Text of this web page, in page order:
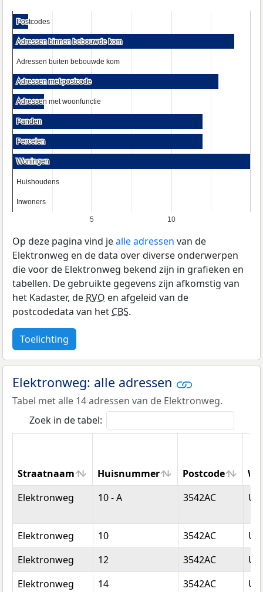
5 10
Postcodes
Postcodes
Adressen binnen bebouwde kom
Adressen binnen bebouwde kom
Adressen buiten bebouwde kom
Adressen buiten bebouwde kom
Adressen met postcode
Adressen met postcode
Adressen met woonfunctie
Adressen met woonfunctie
Panden
Panden
Percelen
Percelen
Woningen
Woningen
Huishoudens
Huishoudens
Inwoners
Inwoners
Op deze pagina vind jealle adressen van de
Elektronweg en de data over diverse onderwerpen
die voor de Elektronweg bekend zijn in grafieken en
tabellen. De gebruikte gegevens zijn afkomstig van
het Kadaster, deRVO en afgeleid van de
postcodedata van hetCBS.
Toelichting
Elektronweg: alle adressen
Tabel met alle 14 adressen van de Elektronweg.
Zoek in de tabel:
Straatnaam Huisnummer Postcode
Straatnaam
Huisnummer Postcode
Elektronweg 10 - A 3542AC
Elektronweg 10 3542AC
Elektronweg
12 3542AC
Elektronweg
14 3542AC